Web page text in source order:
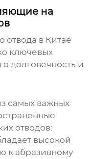
на
отвода в Китае
ключевых
долговечность и
самых важных
отводов:
высокой
к абразивному